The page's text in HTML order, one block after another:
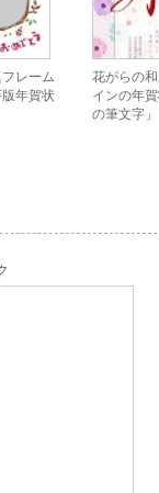
レーム
年賀状
花がらの
インの年
の筆文字」